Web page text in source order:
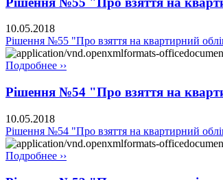
10.05.2018
Рішення №55 "Про взяття на квартирний
Подробнее ››
Рішення №54 "Про взяття на
10.05.2018
Рішення №54 "Про взяття на квартирний
Подробнее ››